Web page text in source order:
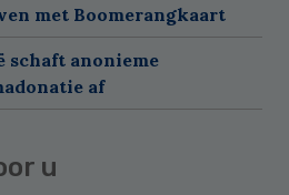
met Boomerangkaart
schaft anonieme
af
u